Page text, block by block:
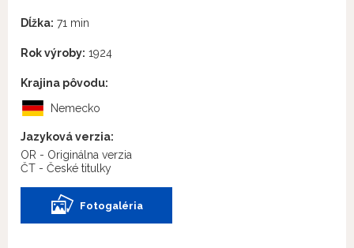
Dĺžka: 71 min
Rok výroby: 1924
Krajina pôvodu:
Nemecko
Jazyková verzia:
OR - Originálna verzia
ČT - České titulky
Fotogaléria